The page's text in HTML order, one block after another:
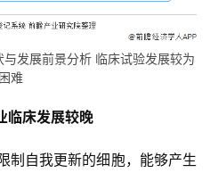
发展前景分析 临床试验发展较为
困难
临床发展较晚
制自我更新的细胞，能够产生